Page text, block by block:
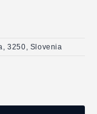
3250, Slovenia